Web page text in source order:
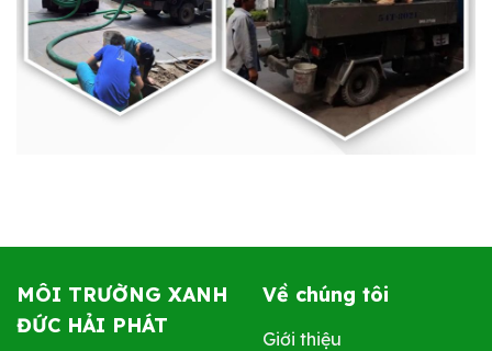
MÔI TRƯỜNG XANH
ĐỨC HẢI PHÁT
Về chúng tôi
Giới thiệu